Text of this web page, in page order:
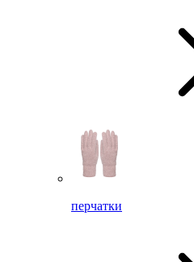
перчатки